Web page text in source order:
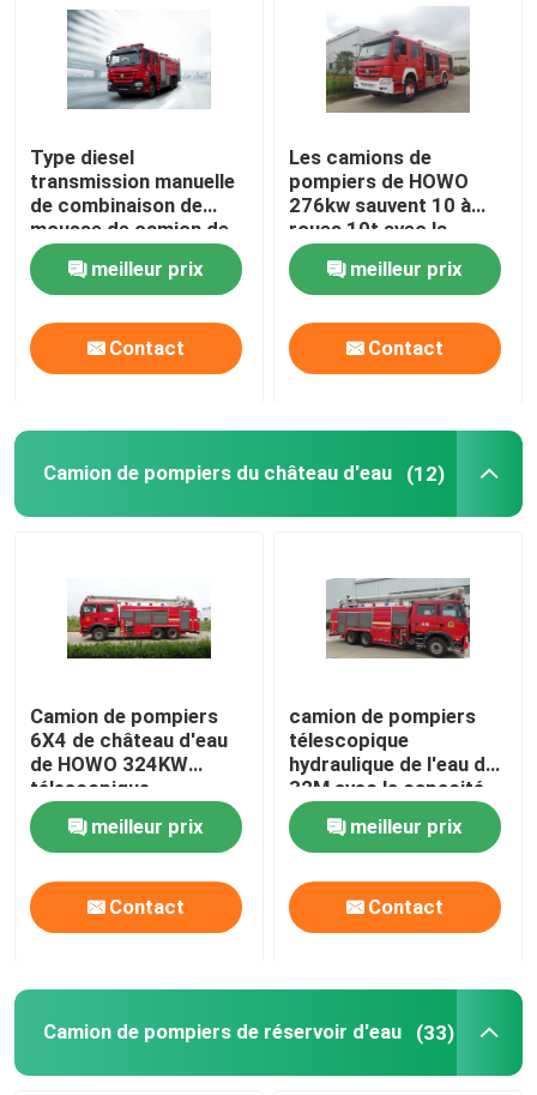
Au sujet de nous
Visite d'usine
Contrôle de qualité
Contactez-nous
Demandez une citation
Camion de pompiers en mousse
Camion de pompiers du château d'eau
Camion de pompier télécommandé à gaz
Camion de pompiers robuste
Camion de pompiers de sauvetage léger
Ambulance de premiers soins
Type diesel
transmission manuelle
de combinaison de
mousse de camion de
pompiers de poudre
sèche
multifonctionnelle
meilleur prix
Contact
Les camions de
pompiers de HOWO
276kw sauvent 10 à
roues 10t avec la
combinaison de poudre
de moussemeilleur prix
Contact
Camion de pompiers du château d'eau (12)
Camion de pompiers
6X4 de château d'eau
de HOWO 324KW
télescopique
hydraulique de 32
mètresmeilleur prix
Contact
camion de pompiers
télescopique
hydraulique de l'eau de
32M avec la capacité
de mousse de l'eau
2000L de 5000L
meilleur prix
Contact
Camion de pompiers de réservoir d'eau (33)